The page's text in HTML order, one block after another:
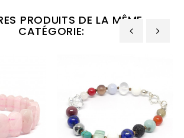
PRODUITS DE LA MÊME
CATÉGORIE: